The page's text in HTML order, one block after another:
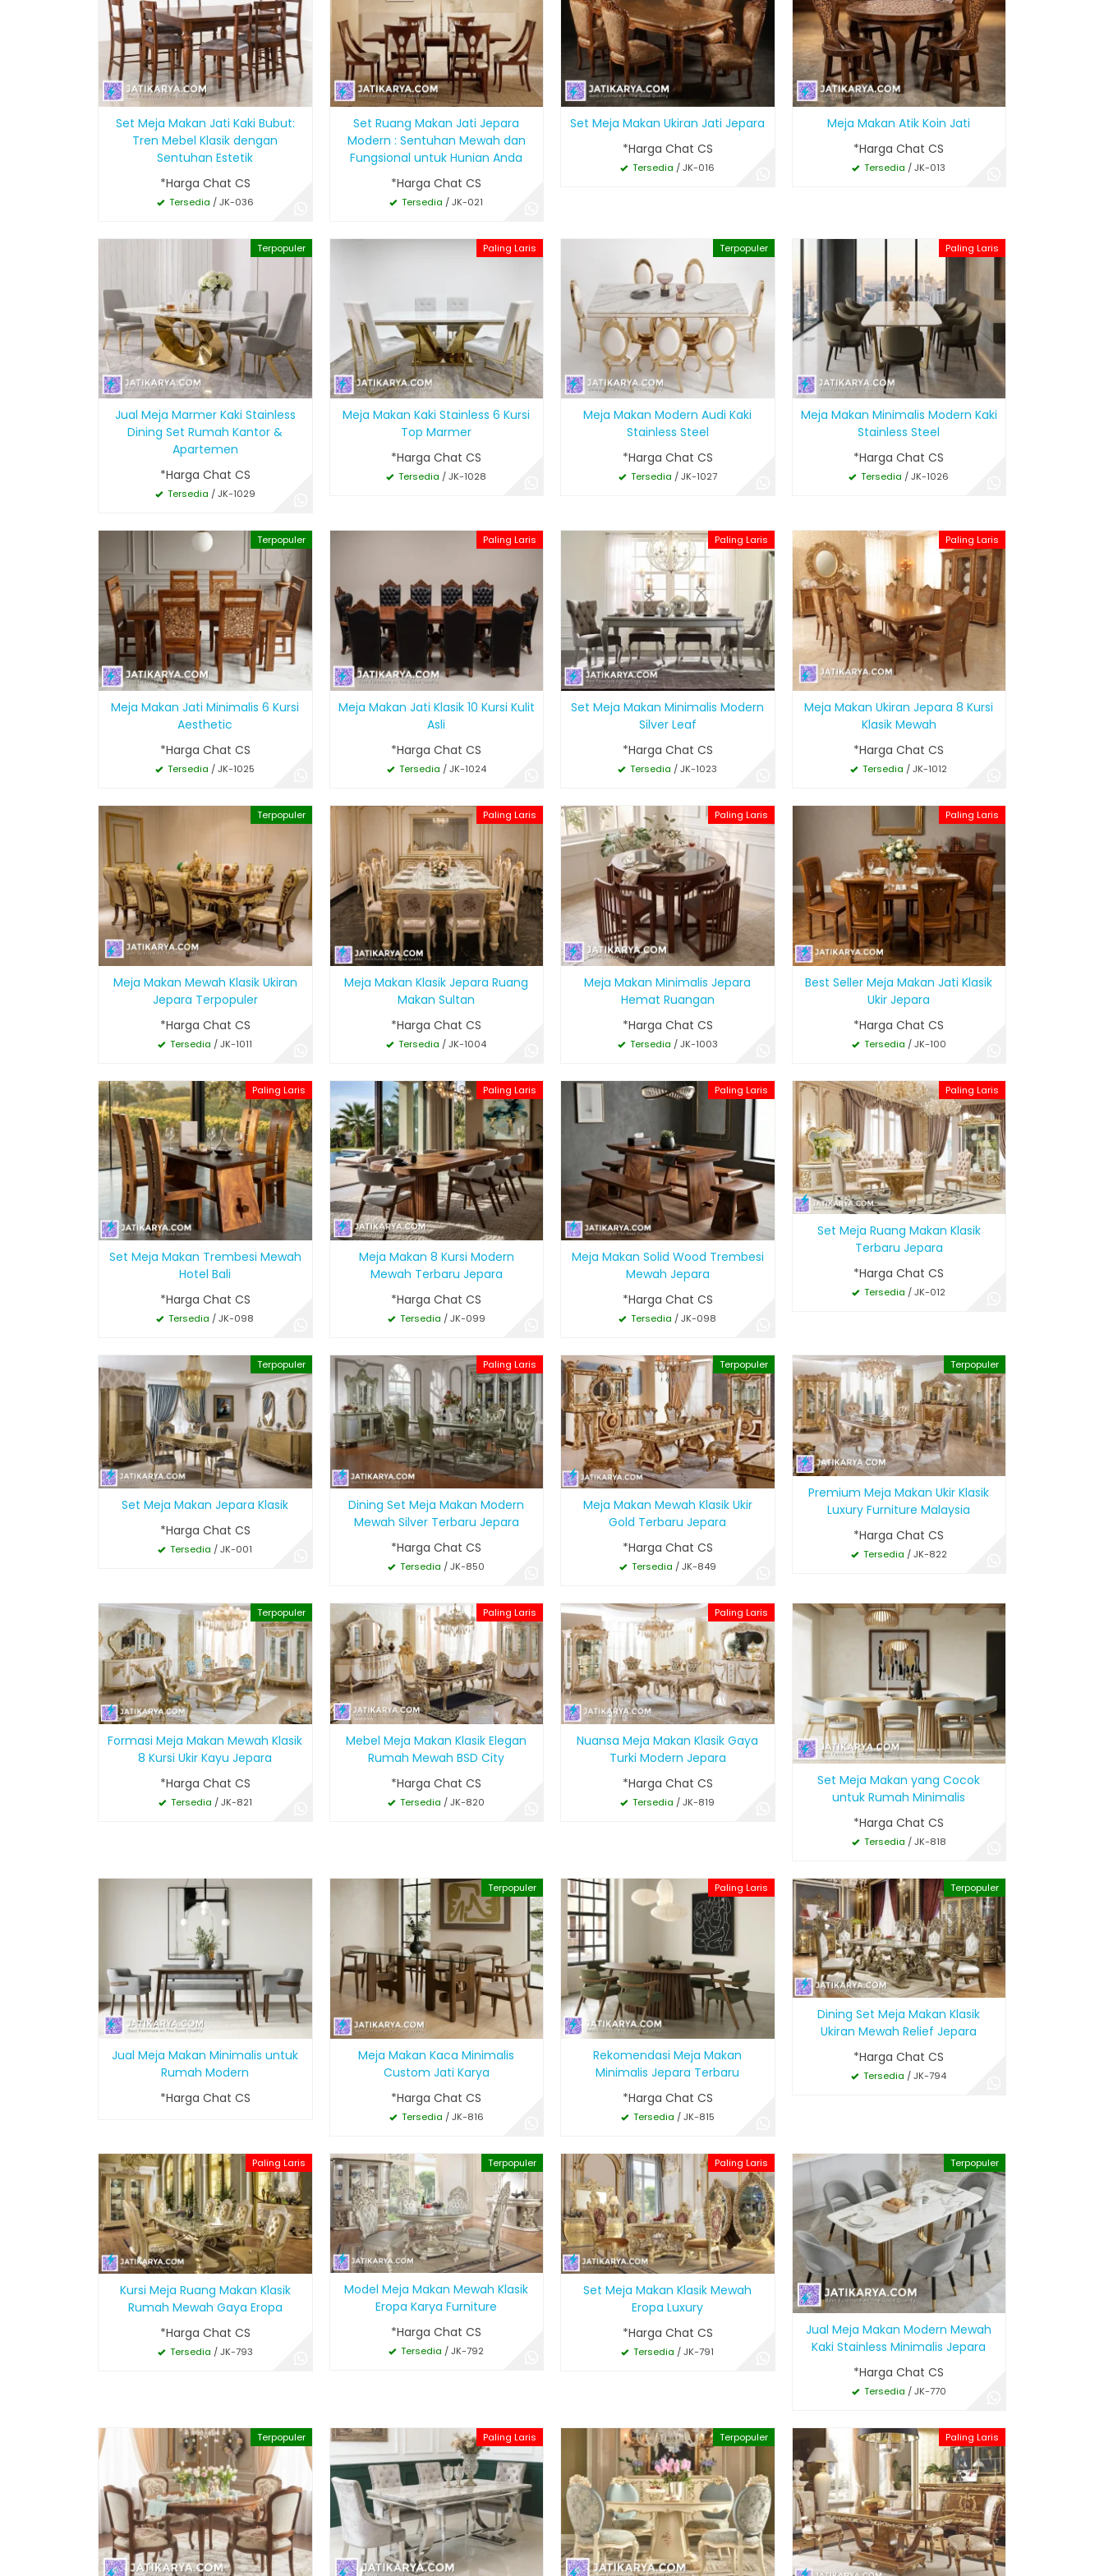
Set Meja Makan Jati Kaki Bubut:
Tren Mebel Klasik dengan
Sentuhan Estetik
*Harga Chat CS
Tersedia / JK-036
Set Ruang Makan Jati Jepara
Modern : Sentuhan Mewah dan
Fungsional untuk Hunian Anda
*Harga Chat CS
Tersedia / JK-021
Set Meja Makan Ukiran Jati Jepara
*Harga Chat CS
Tersedia / JK-016
Meja Makan Atik Koin Jati
*Harga Chat CS
Tersedia / JK-013
Terpopuler
Jual Meja Marmer Kaki Stainless
Dining Set Rumah Kantor &
Apartemen
*Harga Chat CS
Tersedia / JK-1029
Paling Laris
Meja Makan Kaki Stainless 6 Kursi
Top Marmer
*Harga Chat CS
Tersedia / JK-1028
Terpopuler
Meja Makan Modern Audi Kaki
Stainless Steel
*Harga Chat CS
Tersedia / JK-1027
Paling Laris
Meja Makan Minimalis Modern Kaki
Stainless Steel
*Harga Chat CS
Tersedia / JK-1026
Terpopuler
Meja Makan Jati Minimalis 6 Kursi
Aesthetic
*Harga Chat CS
Tersedia / JK-1025
Paling Laris
Meja Makan Jati Klasik 10 Kursi Kulit
Asli
*Harga Chat CS
Tersedia / JK-1024
Paling Laris
Set Meja Makan Minimalis Modern
Silver Leaf
*Harga Chat CS
Tersedia / JK-1023
Paling Laris
Meja Makan Ukiran Jepara 8 Kursi
Klasik Mewah
*Harga Chat CS
Tersedia / JK-1012
Terpopuler
Meja Makan Mewah Klasik Ukiran
Jepara Terpopuler
*Harga Chat CS
Tersedia / JK-1011
Paling Laris
Meja Makan Klasik Jepara Ruang
Makan Sultan
*Harga Chat CS
Tersedia / JK-1004
Paling Laris
Meja Makan Minimalis Jepara
Hemat Ruangan
*Harga Chat CS
Tersedia / JK-1003
Paling Laris
Best Seller Meja Makan Jati Klasik
Ukir Jepara
*Harga Chat CS
Tersedia / JK-100
Paling Laris
Set Meja Makan Trembesi Mewah
Hotel Bali
*Harga Chat CS
Tersedia / JK-098
Paling Laris
Meja Makan 8 Kursi Modern
Mewah Terbaru Jepara
*Harga Chat CS
Tersedia / JK-099
Paling Laris
Meja Makan Solid Wood Trembesi
Mewah Jepara
*Harga Chat CS
Tersedia / JK-098
Paling Laris
Set Meja Ruang Makan Klasik
Terbaru Jepara
*Harga Chat CS
Tersedia / JK-012
Terpopuler
Set Meja Makan Jepara Klasik
*Harga Chat CS
Tersedia / JK-001
Paling Laris
Dining Set Meja Makan Modern
Mewah Silver Terbaru Jepara
*Harga Chat CS
Tersedia / JK-850
Terpopuler
Meja Makan Mewah Klasik Ukir
Gold Terbaru Jepara
*Harga Chat CS
Tersedia / JK-849
Terpopuler
Premium Meja Makan Ukir Klasik
Luxury Furniture Malaysia
*Harga Chat CS
Tersedia / JK-822
Terpopuler
Formasi Meja Makan Mewah Klasik
8 Kursi Ukir Kayu Jepara
*Harga Chat CS
Tersedia / JK-821
Paling Laris
Mebel Meja Makan Klasik Elegan
Rumah Mewah BSD City
*Harga Chat CS
Tersedia / JK-820
Paling Laris
Nuansa Meja Makan Klasik Gaya
Turki Modern Jepara
*Harga Chat CS
Tersedia / JK-819
Set Meja Makan yang Cocok
untuk Rumah Minimalis
*Harga Chat CS
Tersedia / JK-818
Jual Meja Makan Minimalis untuk
Rumah Modern
*Harga Chat CS
Terpopuler
Meja Makan Kaca Minimalis
Custom Jati Karya
*Harga Chat CS
Tersedia / JK-816
Paling Laris
Rekomendasi Meja Makan
Minimalis Jepara Terbaru
*Harga Chat CS
Tersedia / JK-815
Terpopuler
Dining Set Meja Makan Klasik
Ukiran Mewah Relief Jepara
*Harga Chat CS
Tersedia / JK-794
Paling Laris
Kursi Meja Ruang Makan Klasik
Rumah Mewah Gaya Eropa
*Harga Chat CS
Tersedia / JK-793
Terpopuler
Model Meja Makan Mewah Klasik
Eropa Karya Furniture
*Harga Chat CS
Tersedia / JK-792
Paling Laris
Set Meja Makan Klasik Mewah
Eropa Luxury
*Harga Chat CS
Tersedia / JK-791
Terpopuler
Jual Meja Makan Modern Mewah
Kaki Stainless Minimalis Jepara
*Harga Chat CS
Tersedia / JK-770
Terpopuler Paling Laris Terpopuler Paling Laris